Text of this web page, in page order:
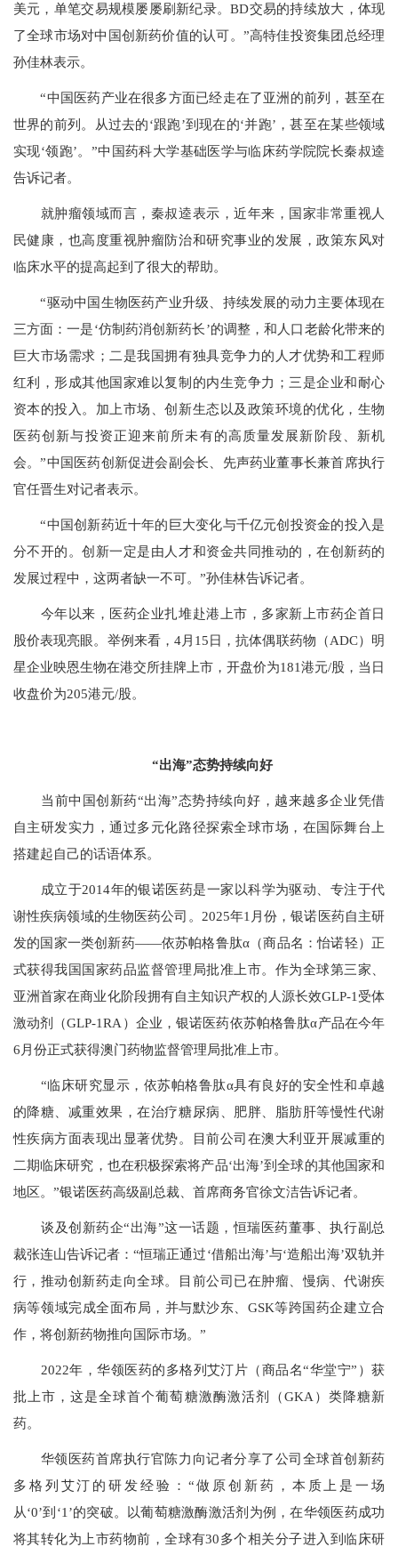
美元，单笔交易规模屡屡刷新纪录。BD交易的持续放大，体现
了全球市场对中国创新药价值的认可。”高特佳投资集团总经理
孙佳林表示。
“中国医药产业在很多方面已经走在了亚洲的前列，甚至在
世界的前列。从过去的‘跟跑’到现在的‘并跑’，甚至在某些领域
实现‘领跑’。”中国药科大学基础医学与临床药学院院长秦叔逵
告诉记者。
就肿瘤领域而言，秦叔逵表示，近年来，国家非常重视人
民健康，也高度重视肿瘤防治和研究事业的发展，政策东风对
临床水平的提高起到了很大的帮助。
“驱动中国生物医药产业升级、持续发展的动力主要体现在
三方面：一是‘仿制药消创新药长’的调整，和人口老龄化带来的
巨大市场需求；二是我国拥有独具竞争力的人才优势和工程师
红利，形成其他国家难以复制的内生竞争力；三是企业和耐心
资本的投入。加上市场、创新生态以及政策环境的优化，生物
医药创新与投资正迎来前所未有的高质量发展新阶段、新机
会。”中国医药创新促进会副会长、先声药业董事长兼首席执行
官任晋生对记者表示。
“中国创新药近十年的巨大变化与千亿元创投资金的投入是
分不开的。创新一定是由人才和资金共同推动的，在创新药的
发展过程中，这两者缺一不可。”孙佳林告诉记者。
今年以来，医药企业扎堆赴港上市，多家新上市药企首日
股价表现亮眼。举例来看，4月15日，抗体偶联药物（ADC）明
星企业映恩生物在港交所挂牌上市，开盘价为181港元/股，当日
收盘价为205港元/股。
“出海”态势持续向好
当前中国创新药“出海”态势持续向好，越来越多企业凭借
自主研发实力，通过多元化路径探索全球市场，在国际舞台上
搭建起自己的话语体系。
成立于2014年的银诺医药是一家以科学为驱动、专注于代
谢性疾病领域的生物医药公司。2025年1月份，银诺医药自主研
发的国家一类创新药——依苏帕格鲁肽α（商品名：怡诺轻）正
式获得我国国家药品监督管理局批准上市。作为全球第三家、
亚洲首家在商业化阶段拥有自主知识产权的人源长效GLP-1受体
激动剂（GLP-1RA）企业，银诺医药依苏帕格鲁肽α产品在今年
6月份正式获得澳门药物监督管理局批准上市。
“临床研究显示，依苏帕格鲁肽α具有良好的安全性和卓越
的降糖、减重效果，在治疗糖尿病、肥胖、脂肪肝等慢性代谢
性疾病方面表现出显著优势。目前公司在澳大利亚开展减重的
二期临床研究，也在积极探索将产品‘出海’到全球的其他国家和
地区。”银诺医药高级副总裁、首席商务官徐文洁告诉记者。
谈及创新药企“出海”这一话题，恒瑞医药董事、执行副总
裁张连山告诉记者：“恒瑞正通过‘借船出海’与‘造船出海’双轨并
行，推动创新药走向全球。目前公司已在肿瘤、慢病、代谢疾
病等领域完成全面布局，并与默沙东、GSK等跨国药企建立合
作，将创新药物推向国际市场。”
2022年，华领医药的多格列艾汀片（商品名“华堂宁”）获
批上市，这是全球首个葡萄糖激酶激活剂（GKA）类降糖新
药。
华领医药首席执行官陈力向记者分享了公司全球首创新药
多格列艾汀的研发经验：“做原创新药，本质上是一场
从‘0’到‘1’的突破。以葡萄糖激酶激活剂为例，在华领医药成功
将其转化为上市药物前，全球有30多个相关分子进入到临床研